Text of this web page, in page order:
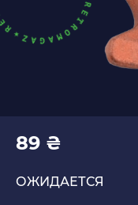
89 ₴
ОЖИДАЕТСЯ